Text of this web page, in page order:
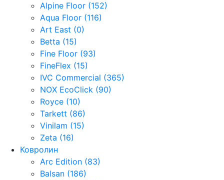
Alpine Floor (152)
Aqua Floor (116)
Art East (0)
Betta (15)
Fine Floor (93)
FineFlex (15)
IVC Commercial (365)
NOX EcoClick (90)
Royce (10)
Tarkett (86)
Vinilam (15)
Zeta (16)
Ковролин
Arc Edition (83)
Balsan (186)